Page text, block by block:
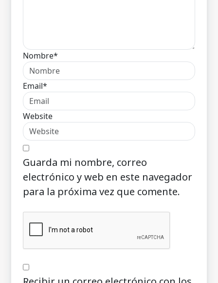
Nombre*
Email*
Website
Guarda mi nombre, correo
electrónico y web en este navegador
para la próxima vez que comente.